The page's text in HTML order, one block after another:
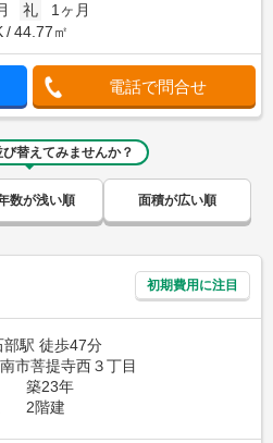
礼
1ヶ月
44.77㎡
電話で問合せ
替えてみませんか？
数が浅い順 面積が広い順
初期費用に注目
部駅 徒歩47分
市菩提寺西３丁目
築23年
2階建